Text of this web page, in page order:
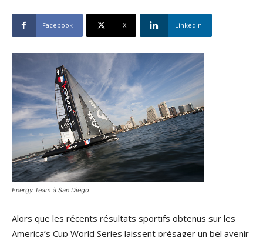
Facebook X Linkedin
Energy Team à San Diego
Alors que les récents résultats sportifs obtenus sur les
America’s Cup World Series laissent présager un bel avenir